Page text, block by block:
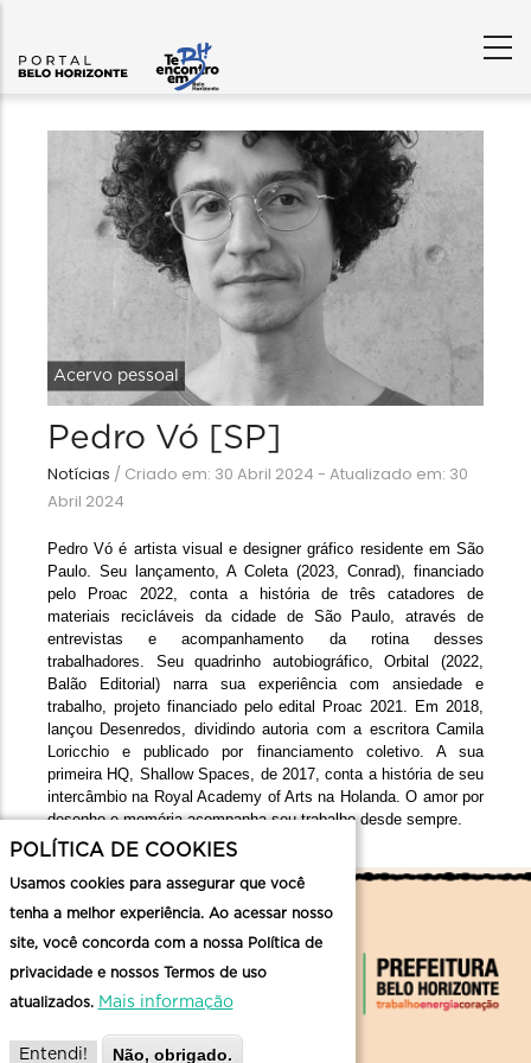
Acervo pessoal
Pedro Vó [SP]
Notícias / Criado em: 30 Abril 2024 - Atualizado em: 30
Abril 2024
Pedro Vó é artista visual e designer gráfico residente em São
Paulo. Seu lançamento, A Coleta (2023, Conrad), financiado
pelo Proac 2022, conta a história de três catadores de
materiais recicláveis da cidade de São Paulo, através de
entrevistas e acompanhamento da rotina desses
trabalhadores. Seu quadrinho autobiográfico, Orbital (2022,
Balão Editorial) narra sua experiência com ansiedade e
trabalho, projeto financiado pelo edital Proac 2021. Em 2018,
lançou Desenredos, dividindo autoria com a escritora Camila
Loricchio e publicado por financiamento coletivo. A sua
primeira HQ, Shallow Spaces, de 2017, conta a história de seu
intercâmbio na Royal Academy of Arts na Holanda. O amor por
desenho e memória acompanha seu trabalho desde sempre.
POLÍTICA DE COOKIES
Usamos cookies para assegurar que você
tenha a melhor experiência. Ao acessar nosso
site, você concorda com a nossa Política de
privacidade e nossos Termos de uso
atualizados. Mais informação
Entendi! Não, obrigado.